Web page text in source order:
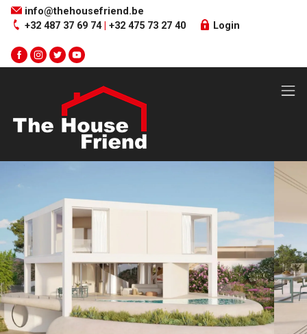
Menu overslaan en naar de inhoud gaan
info@thehousefriend.be
+32 487 37 69 74
+32 475 73 27 40 Login